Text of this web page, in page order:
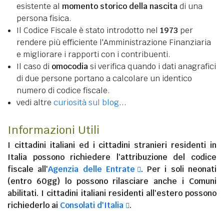
esistente al momento storico della nascitadi una
persona fisica.
Il Codice Fiscale è stato introdotto nel 1973 per
rendere più efficiente l'Amministrazione Finanziaria
e migliorare i rapporti con i contribuenti.
Il caso di omocodiasi verifica quando i dati anagrafici
di due persone portano a calcolare un identico
numero di codice fiscale.
vedi altre curiosità sul blog...
Informazioni Utili
I cittadini italiani ed i cittadini stranieri residenti in
Italia possono richiedere l'attribuzione del codice
fiscale all'Agenzia delle Entrate
. Per i soli neonati
(entro 60gg) lo possono rilasciare anche i Comuni
abilitati. I cittadini italiani residenti all'esteropossono
richiederlo ai Consolati d'Italia .